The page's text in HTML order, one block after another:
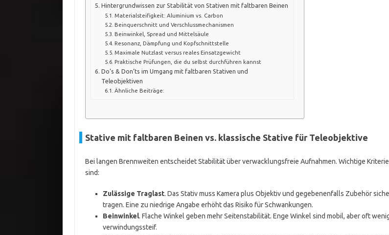
Hintergrundwissen zur Stabilität von Stativen mit faltbaren Beinen
Materialsteifigkeit: Aluminium vs. Carbon
Beinquerschnitt und Verschlussmechanismen
Beinwinkel, Spread und Mittelsäule
Resonanz, Dämpfung und Kopfschnittstelle
Maximale Nutzlast versus reales Einsatzgewicht
Praktische Prüfungen, die du selbst durchführen kannst
Do’s & Don’ts im Umgang mit faltbaren Stativen und
Teleobjektiven
Ähnliche Beiträge:
Stative mit faltbaren Beinen vs. klassische Stative für Teleobjektive
Bei langen Brennweiten entscheidet Stabilität über verwacklungsfreie Aufnahmen. Wichtige
sind:
Zulässige Traglast. Das Stativ muss Kamera plus Objektiv und gegebenenfalls Zubehör
tragen. Eine zu niedrige Angabe erhöht das Risiko für Schwankungen.
Beinwinkel. Flache Winkel geben mehr Seitenstabilität. Enge Winkel sind mobil, aber oft
verwindungssteif.